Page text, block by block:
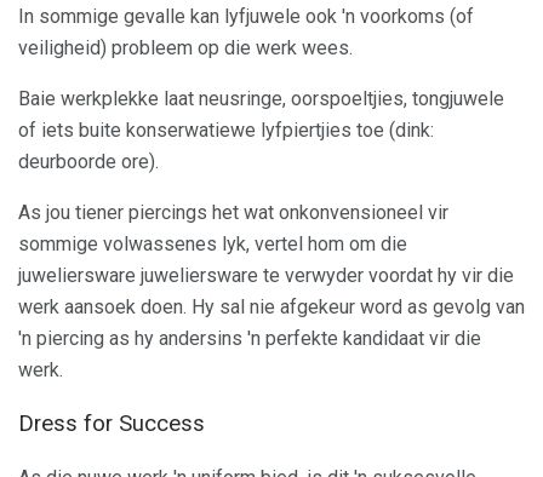
In sommige gevalle kan lyfjuwele ook 'n voorkoms (of
veiligheid) probleem op die werk wees.
Baie werkplekke laat neusringe, oorspoeltjies, tongjuwele
of iets buite konserwatiewe lyfpiertjies toe (dink:
deurboorde ore).
As jou tiener piercings het wat onkonvensioneel vir
sommige volwassenes lyk, vertel hom om die
juweliersware juweliersware te verwyder voordat hy vir die
werk aansoek doen. Hy sal nie afgekeur word as gevolg van
'n piercing as hy andersins 'n perfekte kandidaat vir die
werk.
Dress for Success